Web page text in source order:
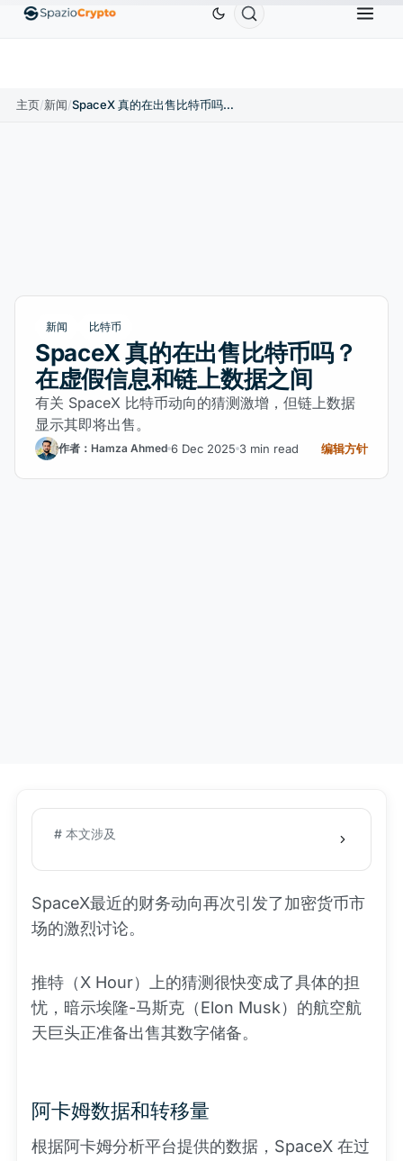
EthereumETHUS$1,880.58 Tether USDT ↑0.00% BNB
主页/新闻/ SpaceX 真的在出售比特币吗？在虚假信息和链上数据之间
新闻 比特币
SpaceX 真的在出售比特币吗？
在虚假信息和链上数据之间
有关 SpaceX 比特币动向的猜测激增，但链上数据
显示其即将出售。
作者：Hamza Ahmed 6 Dec 2025 3 min read 编辑方针
# 本文涉及
SpaceX最近的财务动向再次引发了加密货币市
场的激烈讨论。
推特（X Hour）上的猜测很快变成了具体的担
忧，暗示埃隆-马斯克（Elon Musk）的航空航
天巨头正准备出售其数字储备。
阿卡姆数据和转移量
根据阿卡姆分析平台提供的数据，SpaceX 在过